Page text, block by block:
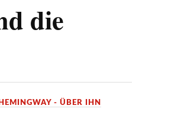
die
HEMINGWAY - ÜBER IHN